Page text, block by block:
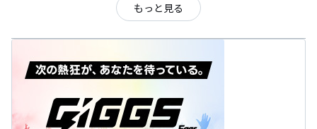
もっと見る